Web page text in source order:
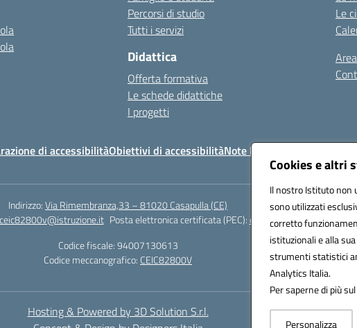
Cookies e altri
Il nostro Istituto non
sono utilizzati
corretto
istituzionali e alla
strumenti statistici
Analytics Italia.
Per saperne di più
Personalizza
Percorsi di studio
Tutti i servizi
Didattica
Offerta formativa
Le schede didattiche
I progetti
Le
di accessibilitàObiettivi di accessibilitàNote legali
Indirizzo:Via Rimembranza,33 – 81020 Casapulla (CE)
ceic82800v@istruzione.it Posta elettronica certificata (PEC):
Codice fiscale: 94007130613
Codice meccanografico: CEIC82800V
Hosting & Powered by 3D Solution S.r.l.